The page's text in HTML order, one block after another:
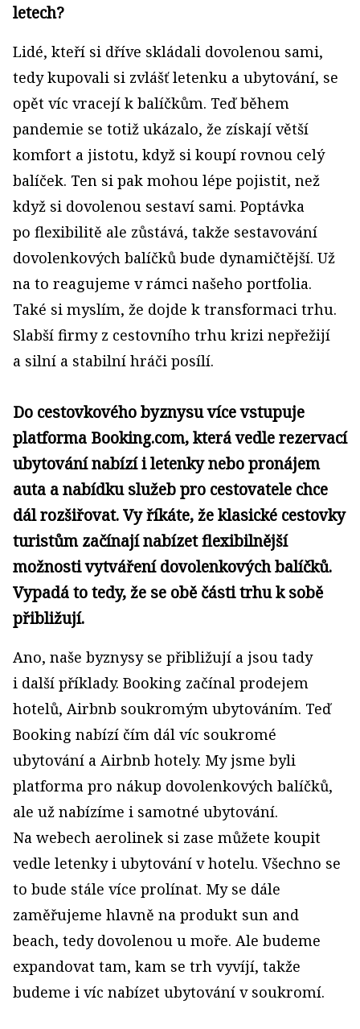
letech?
Lidé, kteří si dříve skládali dovolenou sami,
tedy kupovali si zvlášť letenku a ubytování, se
opět víc vracejí k balíčkům. Teď během
pandemie se totiž ukázalo, že získají větší
komfort a jistotu, když si koupí rovnou celý
balíček. Ten si pak mohou lépe pojistit, než
když si dovolenou sestaví sami. Poptávka
po flexibilitě ale zůstává, takže sestavování
dovolenkových balíčků bude dynamičtější. Už
na to reagujeme v rámci našeho portfolia.
Také si myslím, že dojde k transformaci trhu.
Slabší firmy z cestovního trhu krizi nepřežijí
a silní a stabilní hráči posílí.
Do cestovkového byznysu více vstupuje
platforma Booking.com, která vedle rezervací
ubytování nabízí i letenky nebo pronájem
auta a nabídku služeb pro cestovatele chce
dál rozšiřovat. Vy říkáte, že klasické cestovky
turistům začínají nabízet flexibilnější
možnosti vytváření dovolenkových balíčků.
Vypadá to tedy, že se obě části trhu k sobě
přibližují.
Ano, naše byznysy se přibližují a jsou tady
i další příklady. Booking začínal prodejem
hotelů, Airbnb soukromým ubytováním. Teď
Booking nabízí čím dál víc soukromé
ubytování a Airbnb hotely. My jsme byli
platforma pro nákup dovolenkových balíčků,
ale už nabízíme i samotné ubytování.
Na webech aerolinek si zase můžete koupit
vedle letenky i ubytování v hotelu. Všechno se
to bude stále více prolínat. My se dále
zaměřujeme hlavně na produkt sun and
beach, tedy dovolenou u moře. Ale budeme
expandovat tam, kam se trh vyvíjí, takže
budeme i víc nabízet ubytování v soukromí.